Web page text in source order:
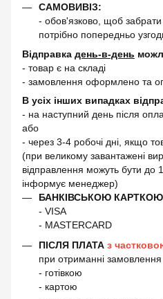
САМОВИВІЗ:
- обов'язково, щоб
потрібно попередньо
Відправка день-в-день
- товар є на складі
- замовлення оформлено та
В усіх інших випадках
- на наступний день після
або
- через 3-4 робочі дні, якщо
(при великому завантажені
відправлення можуть бути до
інформує менеджер)
БАНКІВСЬКОЮ КАРТКОЮ
- VISA
- MASTERCARD
ПІСЛЯ ПЛАТА з
при отриманні
- готівкою
- картою